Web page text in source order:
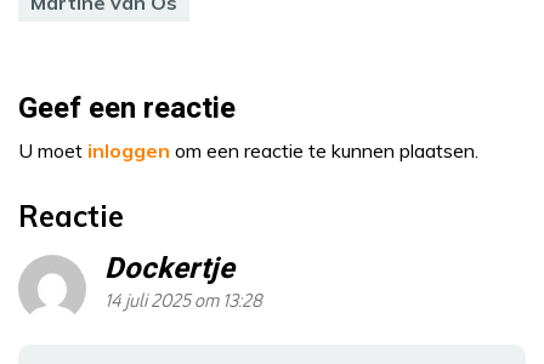
Geef een reactie
U moet inloggen om een reactie te kunnen plaatsen.
Reactie
Dockertje
14 juli 2025 om 13:28